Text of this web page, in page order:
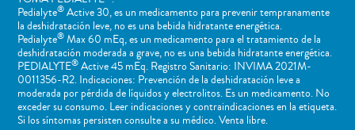
Pedialyte®Active 30, es un medicamento para prevenir tempranamente
la deshidratación leve, no es una bebida hidratante energética.
Pedialyte®Max 60 mEq, es un medicamento para el tratamiento de la
deshidratación moderada a grave, no es una bebida hidratante energética.
PEDIALYTE®Active 45 mEq. Registro Sanitario: INVIMA 2021M-
0011356-R2. Indicaciones: Prevención de la deshidratación leve a
moderada por pérdida de líquidos y electrolitos. Es un medicamento. No
exceder su consumo. Leer indicaciones y contraindicaciones en la etiqueta.
Si los síntomas persisten consulte a su médico. Venta libre.